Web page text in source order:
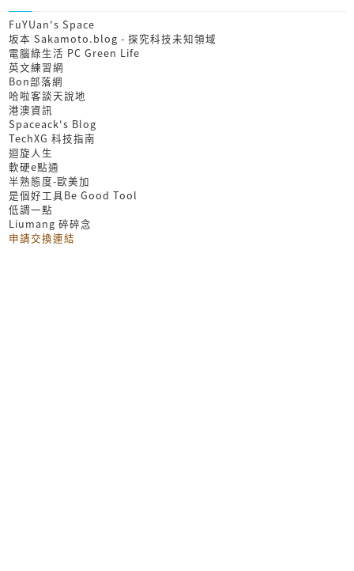
FuYUan's Space
坂本 Sakamoto.blog - 探究科技未知領域
電腦綠生活 PC Green Life
英文練習網
Bon部落網
哈啦客談天說地
港澳資訊
Spaceack's Blog
TechXG 科技指南
迴旋人生
軟硬e點通
半熟態度-歐美加
是個好工具Be Good Tool
低調一點
Liumang 碎碎念
申請交換連結